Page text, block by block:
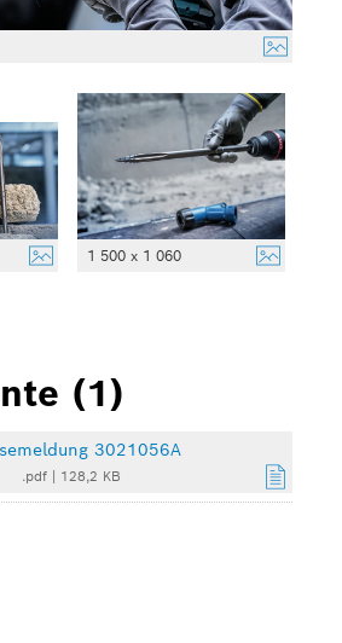
1 500 x 1 060
(1)
3021056A
.pdf 128,2 KB